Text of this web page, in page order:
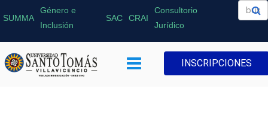
SUMMA
Género e
Inclusión
SAC CRAI
Consultorio
Jurídico
INSCRIPCIONES